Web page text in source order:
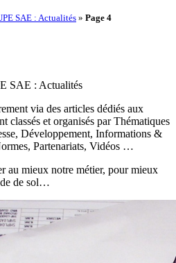
SAE : Actualités » Page 4
SAE : Actualités
via des articles dédiés aux
classés et organisés par Thématiques
Développement, Informations &
Partenariats, Vidéos …
au mieux notre métier, pour mieux
de sol…